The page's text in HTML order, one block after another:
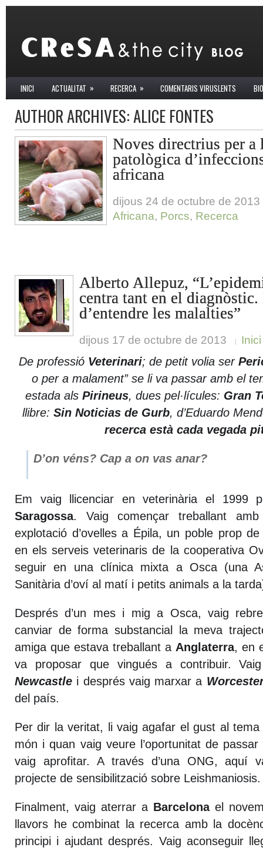
INICI ACTUALITAT » RECERCA » COMENTARIS VIRUSLENTS
AUTHOR ARCHIVES:ALICE FONTES
Noves directrius per a
patològica
africana
dijous 24 de octubre de 2013
Africana, Porcs, Recerca
Alberto Allepuz,
centra tant en el diagnòstic.
d’entendre les malalties”
dijous 17 de octubre de 2013 Inici
De professióVeterinari; de petit volia ser
o per a malament” se li va passar amb el
estada alsPirineus, dues pel·lícules: Gran
llibre: Sin Noticias de Gurb, d’Eduardo
recerca està cada vegada
D’on véns? Cap a on vas anar?
Em vaig llicenciar en veterinària el 1999
Saragossa. Vaig començar treballant
explotació d’ovelles a Épila, un poble prop
en els serveis veterinaris de la cooperativa
seguir en una clínica mixta a Osca (una
Sanitària d’oví al matí i petits animals a la
Després d’un mes i mig a Osca, vaig
canviar de forma substancial la meva
amiga que estava treballant a Anglaterra, en
va proposar que vingués a contribuir.
Newcastle i després vaig marxar a
del país.
Per dir la veritat, li vaig agafar el gust al
món i quan vaig veure l’oportunitat de
vaig aprofitar. A través d’una ONG, aquí
projecte de sensibilització sobre Leishmaniosis.
Finalment, vaig aterrar a Barcelonael
llavors he combinat la recerca amb la
principi i ajudant després. Vaig aconseguir